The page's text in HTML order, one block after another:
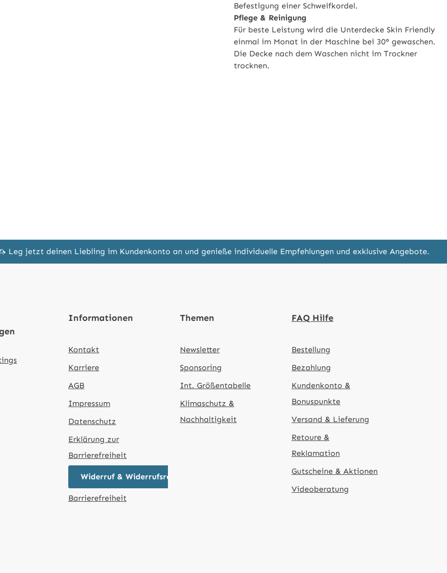
Befestigung einer Schweifkordel.
Pflege & Reinigung
Für beste Leistung wird die Unterdecke Skin Friendly
einmal im Monat in der Maschine bei 30° gewaschen.
Die Decke nach dem Waschen nicht im Trockner
trocknen.
Leg jetzt deinen Liebling im Kundenkonto an und genieße individuelle Empfehlungen und exklusive Angebote.
Informationen
Kontakt
Karriere
AGB
Impressum
Datenschutz
Erklärung zur
Barrierefreiheit
Widerruf & Widerrufsrecht
Barrierefreiheit
Themen
Newsletter
Sponsoring
Int. Größentabelle
Klimaschutz &
Nachhaltigkeit
FAQ Hilfe
Bestellung
Bezahlung
Kundenkonto &
Bonuspunkte
Versand & Lieferung
Retoure &
Reklamation
Gutscheine & Aktionen
Videoberatung